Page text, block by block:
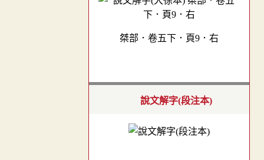
桀部．卷五下．頁9．右
說文解字(段注本)